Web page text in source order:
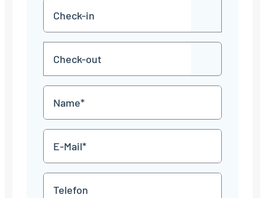
in
TT
Punkt
MM
JJJJ
TT
Punkt
MM
JJJJ
Mail
*